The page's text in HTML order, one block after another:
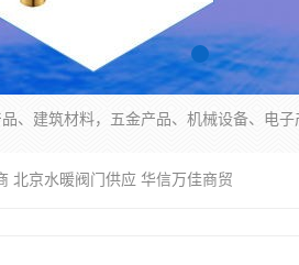
北京水暖阀门供应 华信万佳商贸